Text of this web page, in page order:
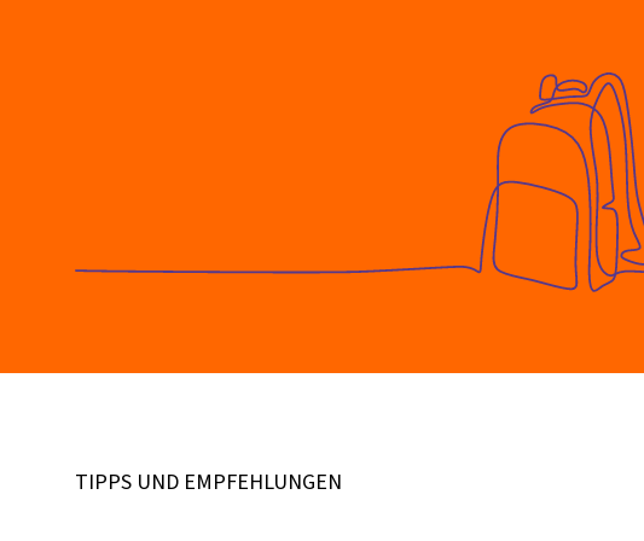
TIPPS UND EMPFEHLUNGEN